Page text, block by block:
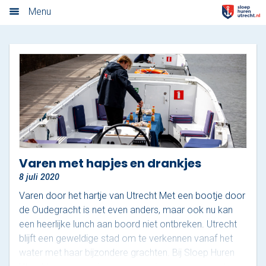
Menu
Nieuwsoverzicht
Tarieven
Rondvaart met schipper
Opstaplocaties
Zelf varen in elektrosloep
Cateringmenu
Arrangementen
Algemene voorwaarden
Varen met hapjes en drankjes
8 juli 2020
Varen door het hartje van Utrecht Met een bootje door
de Oudegracht is net even anders, maar ook nu kan
een heerlijke lunch aan boord niet ontbreken. Utrecht
blijft een geweldige stad om te verkennen vanaf het
water met haar bijzondere grachten. Bij Sloep Huren